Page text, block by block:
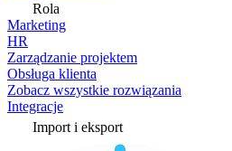
Rola
Marketing
HR
Zarządzanie projektem
Obsługa klienta
Zobacz wszystkie rozwiązania
Integracje
Import i eksport